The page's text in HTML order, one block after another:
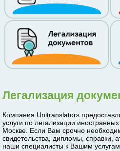
Легализация
Компания Unitranslators
услуги по легализации
Москве. Если Вам срочно
свидетельства, дипломы, справки,
наши специалисты к Вашим услугам.